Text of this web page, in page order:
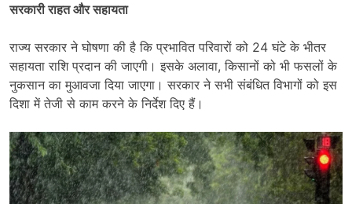
सरकारी राहत और सहायता
राज्य सरकार ने घोषणा की है कि प्रभावित परिवारों को 24 घंटे के भीतर
सहायता राशि प्रदान की जाएगी। इसके अलावा, किसानों को भी फसलों के
नुकसान का मुआवजा दिया जाएगा। सरकार ने सभी संबंधित विभागों को इस
दिशा में तेजी से काम करने के निर्देश दिए हैं।​